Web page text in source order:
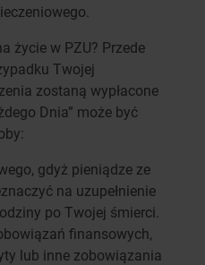
życie w PZU? Przede
Twojej
zostaną wypłacone
Dnia” może być
gdyż pieniądze ze
na uzupełnienie
po Twojej śmierci.
finansowych,
lub inne zobowiązania